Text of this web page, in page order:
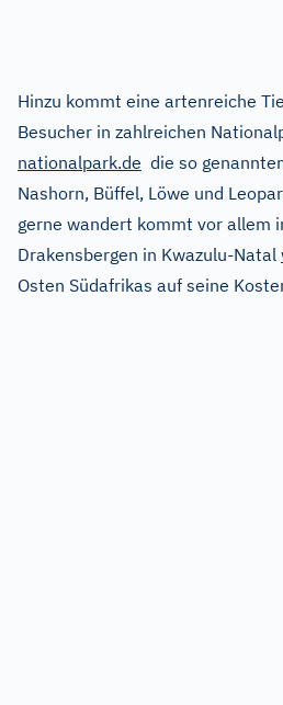
Hinzu kommt eine artenreiche
Besucher in zahlreichen
nationalpark.de die so
Nashorn, Büffel, Löwe und
gerne wandert kommt vor allem
Drakensbergen in Kwazulu-Natal
Osten Südafrikas auf seine